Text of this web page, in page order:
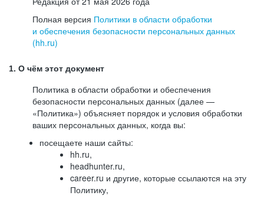
Полная версия Политики в области обработки
и обеспечения безопасности персональных данных
(hh.ru)
1. О чём этот документ
Политика в области обработки и обеспечения
безопасности персональных данных (далее —
«Политика») объясняет порядок и условия обработки
ваших персональных данных, когда вы:
посещаете наши сайты:
hh.ru,
headhunter.ru,
career.ru и другие, которые ссылаются на эту
Политику,